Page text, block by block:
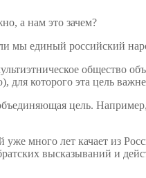
а нам это зачем?
мы единый российский
общество
для которого эта цель
цель.
много лет качает из
высказываний и